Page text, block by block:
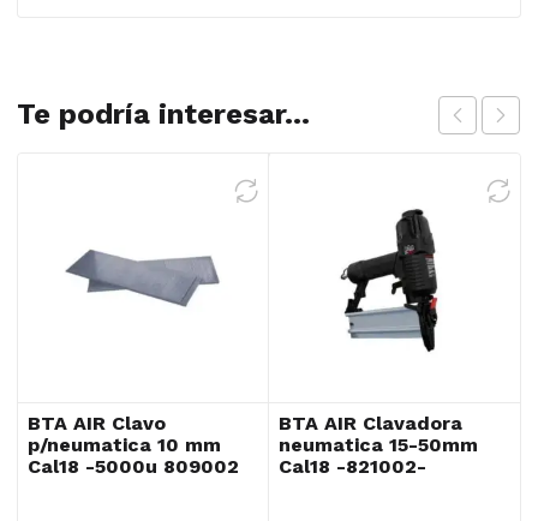
Te podría interesar...
BTA AIR Clavo
p/neumatica 10 mm
Cal18 -5000u 809002
BTA AIR Clavadora
neumatica 15-50mm
Cal18 -821002-